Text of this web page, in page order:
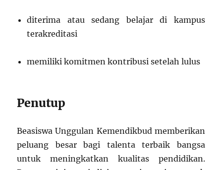
diterima atau sedang belajar di kampus
terakreditasi
memiliki komitmen kontribusi setelah lulus
Penutup
Beasiswa Unggulan Kemendikbud memberikan
peluang besar bagi talenta terbaik bangsa
untuk meningkatkan kualitas pendidikan.